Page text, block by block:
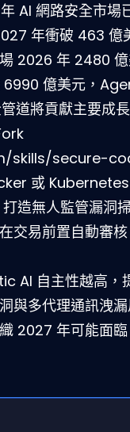
AI 網路安全市場
年衝破 463 億
2026 年 2480
6990 億美元，
道將貢獻主要成
skills/secure-
或
造無人監管漏洞
交易前置自動審
AI 自主性越高，
與多代理通訊洩
2027 年可能面